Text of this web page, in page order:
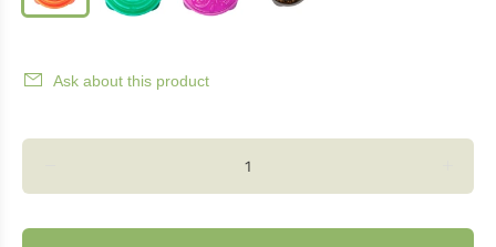
Ask about this product